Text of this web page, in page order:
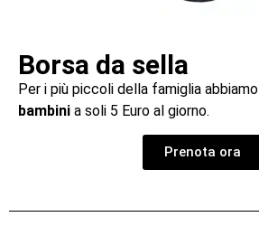
Borsa da sella
Per i più piccoli della famiglia abbiamo
bambini a soli 5 Euro al giorno.
Prenota ora